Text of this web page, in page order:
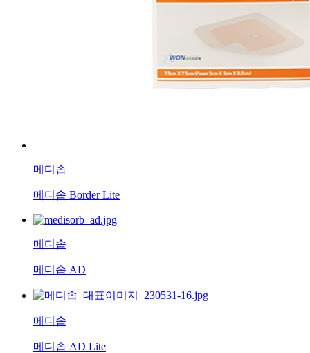
메디솝
메디솝 Border Lite
메디솝
메디솝 AD
메디솝
메디솝 AD Lite